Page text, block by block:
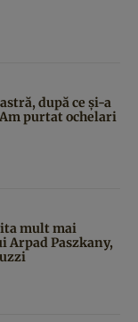
după ce și-a
purtat ochelari
mult mai
Paszkany,